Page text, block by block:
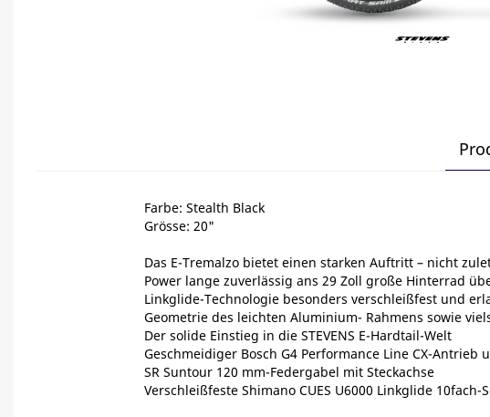
Farbe: Stealth Black
Grösse: 20"
Das E-Tremalzo bietet einen starken Auftritt – nicht
Power lange zuverlässig ans 29 Zoll große Hinterrad
Linkglide-Technologie besonders verschleißfest und
Geometrie des leichten Aluminium- Rahmens sowie
Der solide Einstieg in die STEVENS E-Hardtail-Welt
Geschmeidiger Bosch G4 Performance Line CX-Antrieb
SR Suntour 120 mm-Federgabel mit Steckachse
Verschleißfeste Shimano CUES U6000 Linkglide 10fach-